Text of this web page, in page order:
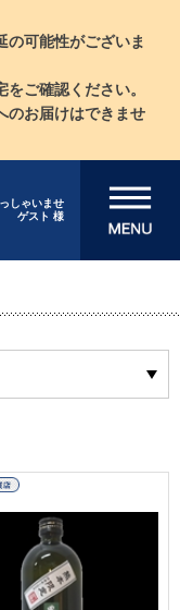
の可能性がございま
ご確認ください。
お届けはできませ
しゃいませ
ゲスト 様
メニューを開